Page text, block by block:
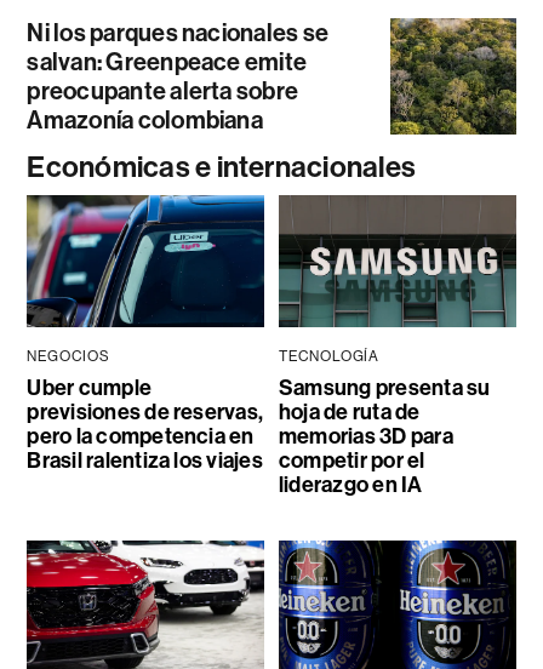
Ni los parques nacionales se
salvan: Greenpeace emite
preocupante alerta sobre
Amazonía colombiana
Económicas e internacionales
NEGOCIOS
Uber cumple
previsiones de reservas,
pero la competencia en
Brasil ralentiza los viajes
TECNOLOGÍA
Samsung presenta su
hoja de ruta de
memorias 3D para
competir por el
liderazgo en IA